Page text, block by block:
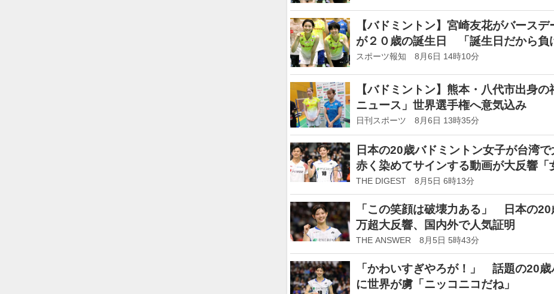
【バドミントン】宮崎友花がバース
が２０歳の誕生日 「誕生日だから負
スポーツ報知 8月6日 14時10分
【バドミントン】熊本・八代市出身
ニュース」世界選手権へ意気込み
日刊スポーツ 8月6日 13時35分
日本の20歳バドミントン女子が台湾
赤く染めてサインする動画が大反響「
THE DIGEST 8月5日 6時13分
「この笑顔は破壊力ある」 日本の
万超大反響、国内外で人気証明
THE ANSWER 8月5日 5時43分
「かわいすぎやろが！」 話題の20
に世界が虜「ニッコニコだね」